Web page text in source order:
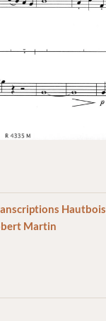
Hautbois
Martin